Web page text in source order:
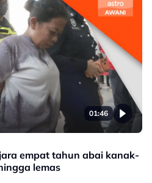
01:46
empat tahun abai kanak-
lemas